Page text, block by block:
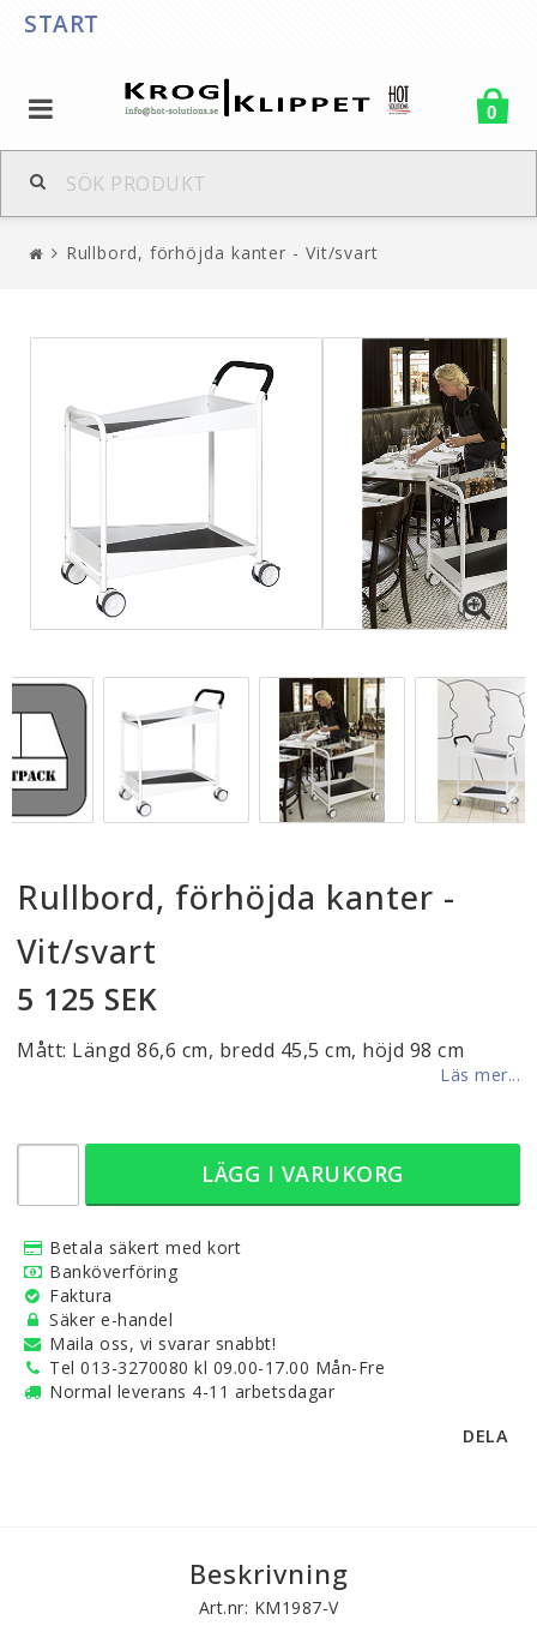
START
0
Rullbord, förhöjda kanter - Vit/svart
Rullbord, förhöjda kanter -
Vit/svart
5 125 SEK
Mått: Längd 86,6 cm, bredd 45,5 cm, höjd 98 cm
Läs mer...
LÄGG I VARUKORG
Betala säkert med kort
Banköverföring
Faktura
Säker e-handel
Maila oss, vi svarar snabbt!
Tel 013-3270080 kl 09.00-17.00 Mån-Fre
Normal leverans 4-11 arbetsdagar
DELA
Beskrivning
Art.nr: KM1987-V